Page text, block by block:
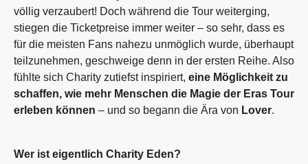
völlig verzaubert! Doch während die Tour weiterging,
stiegen die Ticketpreise immer weiter – so sehr, dass es
für die meisten Fans nahezu unmöglich wurde, überhaupt
teilzunehmen, geschweige denn in der ersten Reihe. Also
fühlte sich Charity zutiefst inspiriert, eine Möglichkeit zu
schaffen, wie mehr Menschen die Magie der Eras Tour
erleben können – und so begann die Ära von Lover.
Wer ist eigentlich Charity Eden?